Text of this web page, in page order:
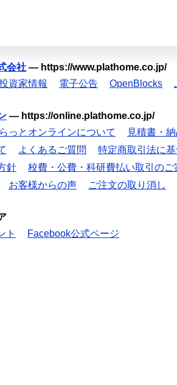
会社 — https://www.plathome.co.jp/
資家情報 電子公告 OpenBlocks
— https://online.plathome.co.jp/
っとオンラインについて
見積書・
よくあるご質問
特定商取引法に
針
校費・公費・科研費払い取引のご
お客様からの声 ご注文の取り消し
ト
Facebook公式ページ